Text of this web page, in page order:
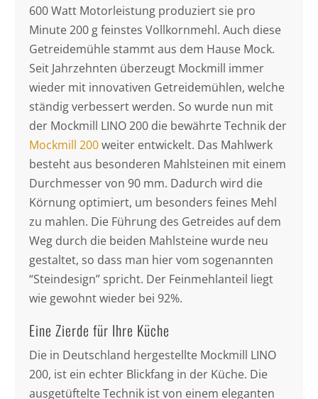
600 Watt Motorleistung produziert sie pro
Minute 200 g feinstes Vollkornmehl. Auch diese
Getreidemühle stammt aus dem Hause Mock.
Seit Jahrzehnten überzeugt Mockmill immer
wieder mit innovativen Getreidemühlen, welche
ständig verbessert werden. So wurde nun mit
der Mockmill LINO 200 die bewährte Technik der
Mockmill 200weiter entwickelt. Das Mahlwerk
besteht aus besonderen Mahlsteinen mit einem
Durchmesser von 90 mm. Dadurch wird die
Körnung optimiert, um besonders feines Mehl
zu mahlen. Die Führung des Getreides auf dem
Weg durch die beiden Mahlsteine wurde neu
gestaltet, so dass man hier vom sogenannten
“Steindesign” spricht. Der Feinmehlanteil liegt
wie gewohnt wieder bei 92%.
Eine Zierde für Ihre Küche
Die in Deutschland hergestellte Mockmill LINO
200, ist ein echter Blickfang in der Küche. Die
ausgetüftelte Technik ist von einem eleganten